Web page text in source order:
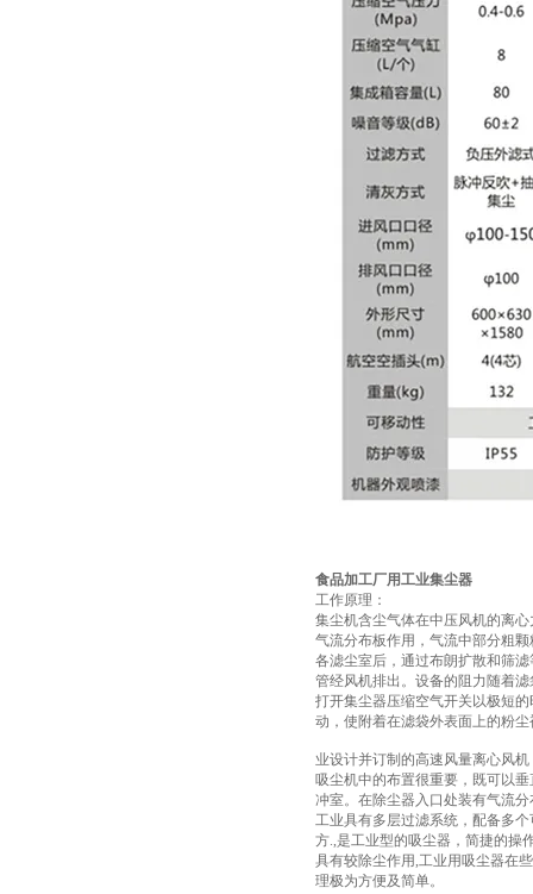
食品加工厂用工业集尘器
工作原理：
集尘机含尘气体在中压风机的离
气流分布板作用，气流中部分粗
各滤尘室后，通过布朗扩散和筛
管经风机排出。设备的阻力随着
打开集尘器压缩空气开关以极短
动，使附着在滤袋外表面上的粉
业设计并订制的高速风量离心风
吸尘机中的布置很重要，既可以
冲室。在除尘器入口处装有气流
工业具有多层过滤系统，配备多
方.,是工业型的吸尘器，简捷的操
具有较除尘作用,工业用吸尘器在
理极为方便及简单。